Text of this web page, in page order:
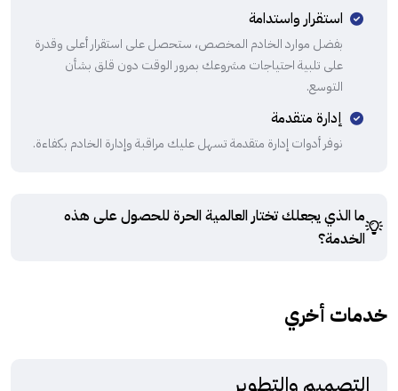
استقرار واستدامة
بفضل موارد الخادم المخصص، ستحصل على استقرار أعلى وقدرة
على تلبية احتياجات مشروعك بمرور الوقت دون قلق بشأن
التوسع.
إدارة متقدمة
نوفر أدوات إدارة متقدمة تسهل عليك مراقبة وإدارة الخادم بكفاءة.
ما الذي يجعلك تختار العالمية الحرة للحصول على هذه
الخدمة؟
خدمات أخري
التصميم والتطوير